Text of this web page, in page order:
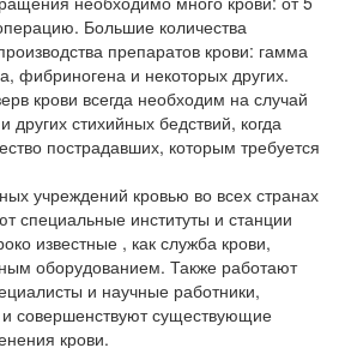
Большие количества
препаратов крови: гамма
фибриногена и некоторых других.
крови всегда необходим на случай
других стихийных бедствий, когда
пострадавших, которым требуется
учреждений кровью во всех странах
специальные институты и станции
известные , как служба крови,
оборудованием. Также работают
и научные работники,
совершенствуют существующие
крови.